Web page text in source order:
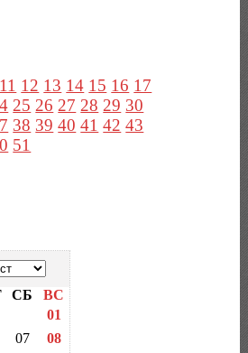
11 12 13 14 15 16 17
25 26 27 28 29 30
38 39 40 41 42 43
51
СБ
ВС
01
07
08